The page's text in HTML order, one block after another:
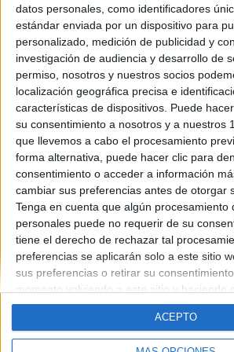
datos personales, como identificadores
estándar enviada por un dispositivo para
personalizado, medición de publicidad y
investigación de audiencia y desarrollo de
permiso, nosotros y nuestros socios
localización geográfica precisa e
características de dispositivos. Puede
su consentimiento a nosotros y a nuestros
que llevemos a cabo el procesamiento
forma alternativa, puede hacer clic para
consentimiento o acceder a información
cambiar sus preferencias antes de otorgar
Tenga en cuenta que algún procesamiento
personales puede no requerir de su
tiene el derecho de rechazar tal
preferencias se aplicarán solo a este sitio
sus preferencias o retirar su
momento volviendo a este sitio y haciendo
"Privacidad" en la parte inferior de la
ACEPTO
Contáctanos
Dirección: Diego de León 47, 28006 Madrid
Phone: +34 91 593 2767
Email: info@forofp.es
Información legal
Política de privacidad
Condiciones generales de contratación
Política de cookies
© Compás Mediterráneo SL. Todos los